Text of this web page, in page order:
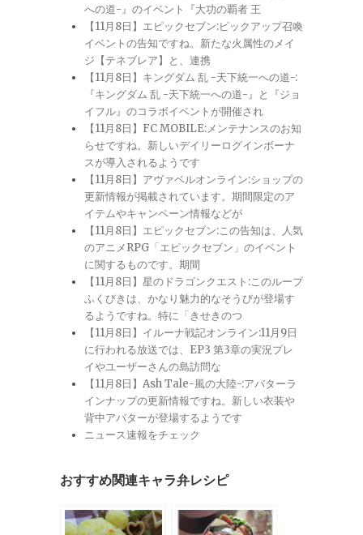
への道-』のイベント『大功の覇者 王
【11月8日】エピックセブン:ピックアップ召喚
イベントの告知ですね。新たな火属性のメイ
ジ【テネブレア】と、連携
【11月8日】キングダム 乱 -天下統一への道-:
『キングダム 乱 -天下統一への道-』と『ジョ
イフル』のコラボイベントが開催され
【11月8日】FC MOBILE:メンテナンスのお知
らせですね。新しいデイリーログインボーナ
スが導入されるようです
【11月8日】アヴァベルオンライン:ショップの
更新情報が掲載されています。期間限定のア
イテムやキャンペーン情報などが
【11月8日】エピックセブン:この告知は、人気
のアニメRPG「エピックセブン」のイベント
に関するものです。期間
【11月8日】星のドラゴンクエスト:このループ
ふくびきは、かなり魅力的なそうびが登場す
るようですね。特に「きせきのつ
【11月8日】イルーナ戦記オンライン:11月9日
に行われる放送では、EP3 第3章の実況プレ
イやユーザーさんの島訪問な
【11月8日】Ash Tale-風の大陸-:アバターラ
インナップの更新情報ですね。新しい衣装や
背中アバターが登場するようです
ニュース速報をチェック
おすすめ関連キャラ弁レシピ